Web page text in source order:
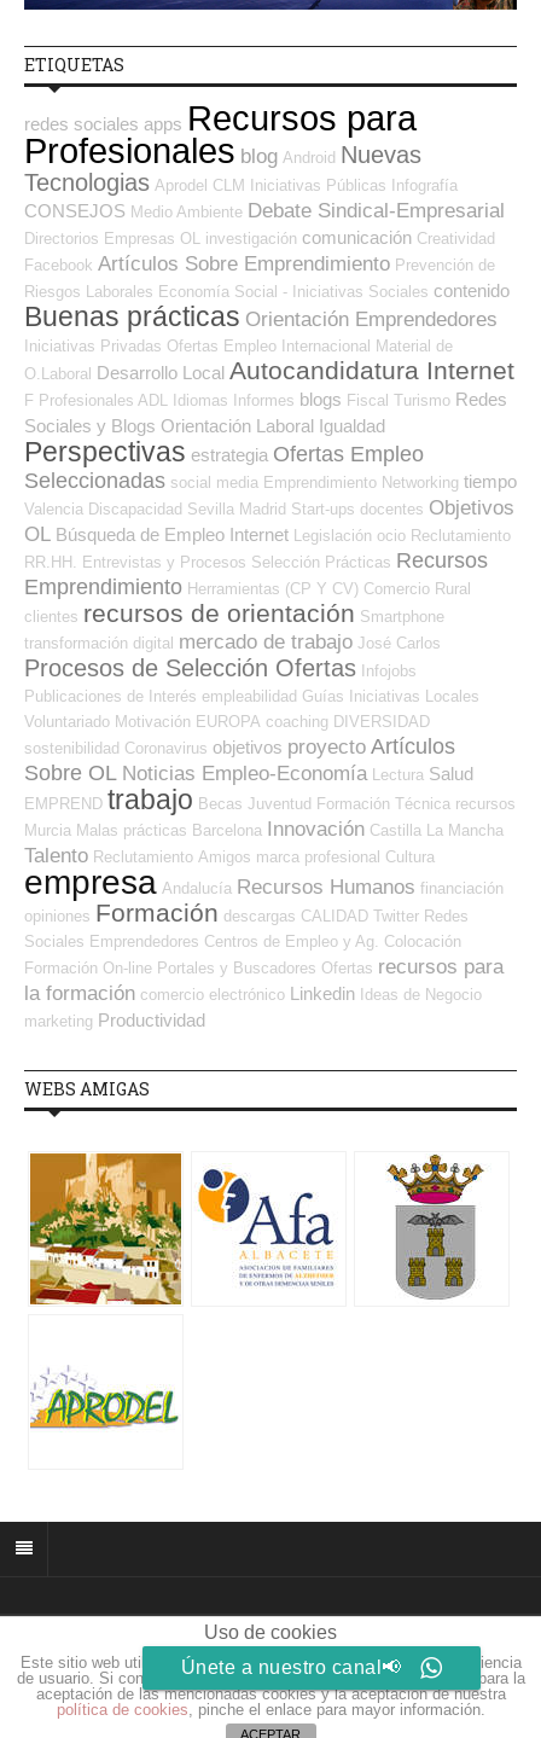
ETIQUETAS
redes sociales apps Recursos para
Profesionales blog Android Nuevas
Tecnologias Aprodel CLM Iniciativas Públicas Infografía
CONSEJOS Medio Ambiente Debate Sindical-Empresarial
Directorios Empresas OL investigación comunicación Creatividad
Facebook Artículos Sobre Emprendimiento Prevención de
Riesgos Laborales Economía Social - Iniciativas Sociales contenido
Buenas prácticas Orientación Emprendedores
Iniciativas Privadas Ofertas Empleo Internacional Material de
O.Laboral Desarrollo Local Autocandidatura Internet
F Profesionales ADL Idiomas Informes blogs Fiscal Turismo Redes
Sociales y Blogs Orientación Laboral Igualdad
Perspectivas estrategia Ofertas Empleo
Seleccionadas social media Emprendimiento Networking tiempo
Valencia Discapacidad Sevilla Madrid Start-ups docentes Objetivos
OL Búsqueda de Empleo Internet Legislación ocio Reclutamiento
RR.HH.
Entrevistas y Procesos Selección Prácticas Recursos
Emprendimiento Herramientas (CP Y CV) Comercio Rural
clientes recursos de orientación Smartphone
transformación digital mercado de trabajo José Carlos
Procesos de Selección Ofertas Infojobs
Publicaciones de Interés empleabilidad Guías Iniciativas Locales
Voluntariado Motivación EUROPA coaching DIVERSIDAD
sostenibilidad Coronavirus objetivos proyecto Artículos
Sobre OL Noticias Empleo-Economía Lectura Salud
EMPREND trabajo Becas Juventud Formación Técnica recursos
Murcia Malas prácticas Barcelona Innovación Castilla La Mancha
Talento Reclutamiento Amigos marca profesional Cultura
empresa Andalucía Recursos Humanos financiación
opiniones Formación descargas CALIDAD Twitter Redes
Sociales Emprendedores Centros de Empleo y Ag. Colocación
Formación On-line Portales y Buscadores Ofertas recursos para
la formación comercio electrónico Linkedin Ideas de Negocio
marketing Productividad
WEBS AMIGAS
© 2026 muñozparreño.es | Creative commons.
Web byEidosdesarrolloweb.com
Uso de cookies
Este sitio web utiliza cookies para que usted tenga la mejor experiencia
de usuario. Si continúa navegando está dando su consentimiento para la
aceptación de las mencionadas cookies y la aceptación de nuestra
política de cookies, pinche el enlace para mayor información.
ACEPTAR
Únete a nuestro canal📢